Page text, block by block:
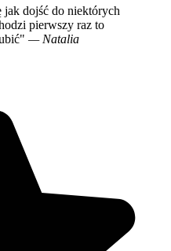
jak dojść do niektórych
pierwszy raz to
— Natalia